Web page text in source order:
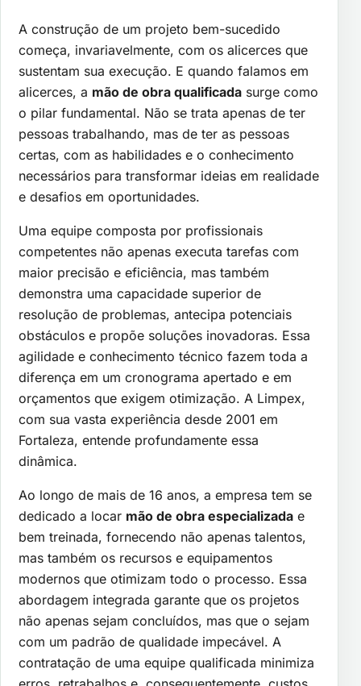
A construção de um projeto bem-sucedido
começa, invariavelmente, com os alicerces que
sustentam sua execução. E quando falamos em
alicerces, a mão de obra qualificada surge como
o pilar fundamental. Não se trata apenas de ter
pessoas trabalhando, mas de ter as pessoas
certas, com as habilidades e o conhecimento
necessários para transformar ideias em realidade
e desafios em oportunidades.
Uma equipe composta por profissionais
competentes não apenas executa tarefas com
maior precisão e eficiência, mas também
demonstra uma capacidade superior de
resolução de problemas, antecipa potenciais
obstáculos e propõe soluções inovadoras. Essa
agilidade e conhecimento técnico fazem toda a
diferença em um cronograma apertado e em
orçamentos que exigem otimização. A Limpex,
com sua vasta experiência desde 2001 em
Fortaleza, entende profundamente essa
dinâmica.
Ao longo de mais de 16 anos, a empresa tem se
dedicado a locar mão de obra especializada e
bem treinada, fornecendo não apenas talentos,
mas também os recursos e equipamentos
modernos que otimizam todo o processo. Essa
abordagem integrada garante que os projetos
não apenas sejam concluídos, mas que o sejam
com um padrão de qualidade impecável. A
contratação de uma equipe qualificada minimiza